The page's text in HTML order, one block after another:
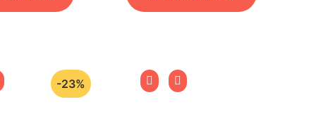
-23%